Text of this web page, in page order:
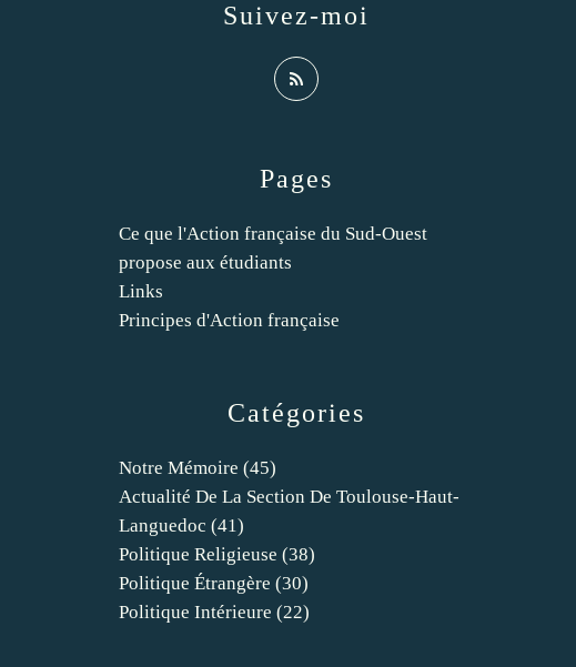
Catégories
Notre Mémoire (45)
Actualité De La Section De Toulouse-Haut-
Languedoc (41)
Politique Religieuse (38)
Politique Étrangère (30)
Politique Intérieure (22)
Pages
Ce que l'Action française du Sud-Ouest
propose aux étudiants
Links
Principes d'Action française
Suivez-moi